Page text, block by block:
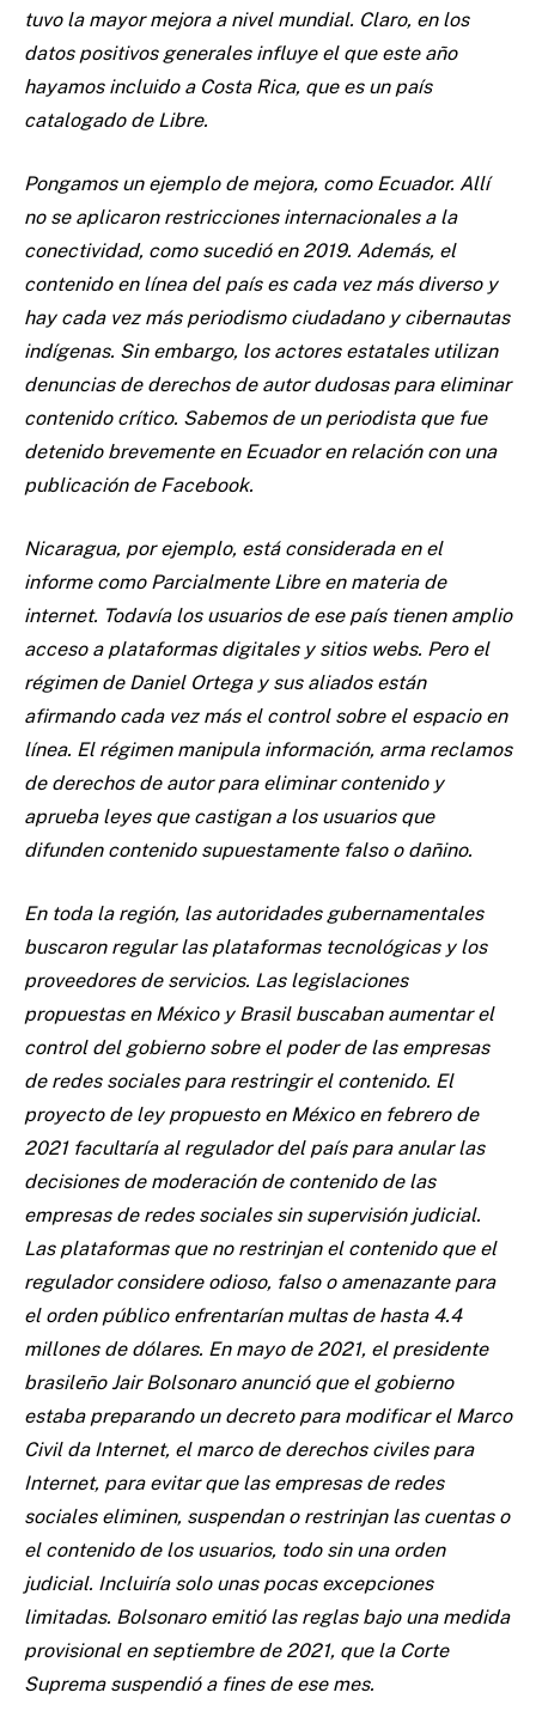
tuvo la mayor mejora a nivel mundial. Claro, en los
datos positivos generales influye el que este año
hayamos incluido a Costa Rica, que es un país
catalogado de Libre.
Pongamos un ejemplo de mejora, como Ecuador. Allí
no se aplicaron restricciones internacionales a la
conectividad, como sucedió en 2019. Además, el
contenido en línea del país es cada vez más diverso y
hay cada vez más periodismo ciudadano y cibernautas
indígenas. Sin embargo, los actores estatales utilizan
denuncias de derechos de autor dudosas para eliminar
contenido crítico. Sabemos de un periodista que fue
detenido brevemente en Ecuador en relación con una
publicación de Facebook.
Nicaragua, por ejemplo, está considerada en el
informe como Parcialmente Libre en materia de
internet. Todavía los usuarios de ese país tienen amplio
acceso a plataformas digitales y sitios webs. Pero el
régimen de Daniel Ortega y sus aliados están
afirmando cada vez más el control sobre el espacio en
línea. El régimen manipula información, arma reclamos
de derechos de autor para eliminar contenido y
aprueba leyes que castigan a los usuarios que
difunden contenido supuestamente falso o dañino.
En toda la región, las autoridades gubernamentales
buscaron regular las plataformas tecnológicas y los
proveedores de servicios. Las legislaciones
propuestas en México y Brasil buscaban aumentar el
control del gobierno sobre el poder de las empresas
de redes sociales para restringir el contenido. El
proyecto de ley propuesto en México en febrero de
2021 facultaría al regulador del país para anular las
decisiones de moderación de contenido de las
empresas de redes sociales sin supervisión judicial.
Las plataformas que no restrinjan el contenido que el
regulador considere odioso, falso o amenazante para
el orden público enfrentarían multas de hasta 4.4
millones de dólares. En mayo de 2021, el presidente
brasileño Jair Bolsonaro anunció que el gobierno
estaba preparando un decreto para modificar el Marco
Civil da Internet, el marco de derechos civiles para
Internet, para evitar que las empresas de redes
sociales eliminen, suspendan o restrinjan las cuentas o
el contenido de los usuarios, todo sin una orden
judicial. Incluiría solo unas pocas excepciones
limitadas. Bolsonaro emitió las reglas bajo una medida
provisional en septiembre de 2021, que la Corte
Suprema suspendió a fines de ese mes.